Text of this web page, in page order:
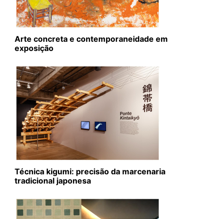
Arte concreta e contemporaneidade em
exposição
Técnica kigumi: precisão da marcenaria
tradicional japonesa